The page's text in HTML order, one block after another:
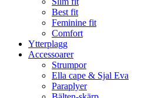
Best fit
Feminine fit
Comfort
Ytterplagg
Accessoarer
Strumpor
Ella cape & Sjal Eva
Paraplyer